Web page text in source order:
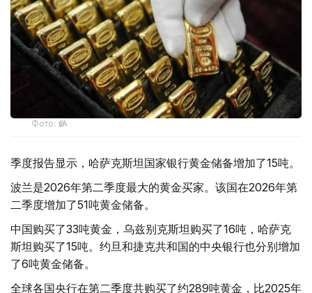
Фото: ӨзА
季度报告显示，哈萨克斯坦国家银行黄金储备增加了15吨。
波兰是2026年第二季度最大的黄金买家。该国在2026年第
二季度增加了51吨黄金储备。
中国购买了33吨黄金，乌兹别克斯坦购买了16吨，哈萨克
斯坦购买了15吨。约旦和捷克共和国的中央银行也分别增加
了6吨黄金储备。
全球各国央行在第二季度共购买了约289吨黄金，比2025年